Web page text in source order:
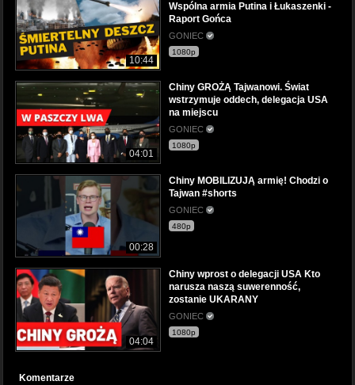
10:44
Wspólna armia Putina i Łukaszenki -
Raport Gońca
GONIEC
1080p
04:01
Chiny GROŻĄ Tajwanowi. Świat
wstrzymuje oddech, delegacja USA
na miejscu
GONIEC
1080p
00:28
Chiny MOBILIZUJĄ armię! Chodzi o
Tajwan #shorts
GONIEC
480p
04:04
Chiny wprost o delegacji USA Kto
narusza naszą suwerenność,
zostanie UKARANY
GONIEC
1080p
Komentarze